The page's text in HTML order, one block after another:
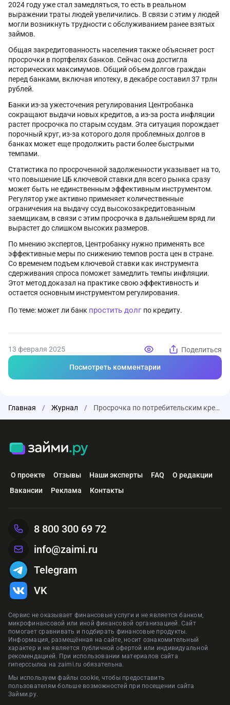
2024 году уже стал замедляться, то есть в реальном
выражении траты людей увеличились. В связи с этим у людей
могли возникнуть трудности с обслуживанием ранее взятых
займов.
Общая закредитованность населения также объясняет рост
просрочки в портфелях банков. Сейчас она достигла
исторических максимумов. Общий объем долгов граждан
перед банками, включая ипотеку, в декабре составил 37 трлн
рублей.
Банки из-за ужесточения регулирования Центробанка
сокращают выдачи новых кредитов, а из-за роста инфляции
растет просрочка по старым ссудам. Эта ситуация порождает
порочный круг, из-за которого доля проблемных долгов в
банках может еще продолжить расти более быстрыми
темпами.
Статистика по просроченной задолженности указывает на то,
что повышение ЦБ ключевой ставки для всего рынка сразу
может быть не единственным эффективным инструментом.
Регулятор уже активно применяет количественные
ограничения на выдачу ссуд высокозакредитованным
заемщикам, в связи с этим просрочка в дальнейшем вряд ли
вырастет до слишком высоких размеров.
По мнению экспертов, Центробанку нужно применять все
эффективные меры по снижению темпов роста цен в стране.
Со временем подъем ключевой ставки как инструмента
сдерживания спроса поможет замедлить темпы инфляции.
Этот метод доказал на практике свою эффективность и
остается основным инструментом регулирования.
По теме: может ли банк простить долг по кредиту.
13 февраля 2025 Поделиться
Посмотреть комментарии
Главная / Журнал / Просрочка по потребительским кредитам за 2024 год выросла в 1,5 раза
О проекте Отзывы Наши эксперты FAQ
О редакции
Вакансии
Реклама Контакты
Сервис не оказывает финансовые услуги и не является банком,
микрофинансовой или иной финансовой организацией. Сайт
помогает сравнивать и подбирать финансовые продукты.
Информация, размещённая на сайте, носит ознакомительный
характер и не является публичной офертой или индивидуальной
рекомендацией. При использовании материалов сайта
гиперссылка на zaimi.ru обязательна.
Мы используем файлы cookie, чтобы предоставить
пользователям больше возможностей при посещении сайта
Займи.ру.
8 800 300 69 72
info@zaimi.ru
Telegram
VK